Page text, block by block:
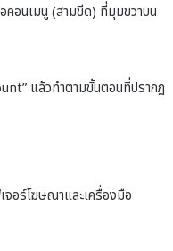
อนเมนู (สามขีด) ที่มุมขวาบน
แล้วทำตามขั้นตอนที่ปรากฏ
อร์โฆษณาและเครื่องมือ